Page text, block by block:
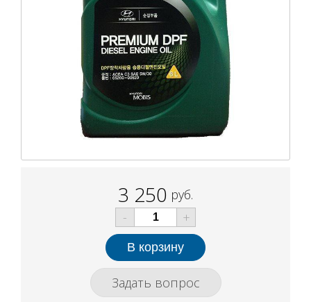
3 250 руб.
-
+
Задать вопрос